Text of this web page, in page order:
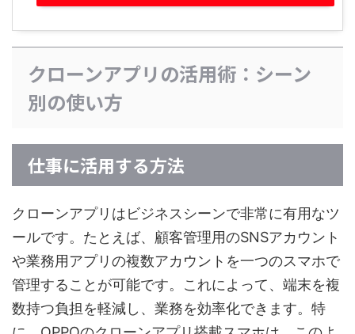
クローンアプリの活用術：シーン
別の使い方
仕事に活用する方法
クローンアプリはビジネスシーンで非常に有用なツ
ールです。たとえば、顧客管理用のSNSアカウント
や業務用アプリの複数アカウントを一つのスマホで
管理することが可能です。これによって、端末を複
数持つ負担を軽減し、業務を効率化できます。特